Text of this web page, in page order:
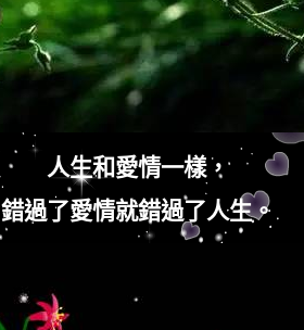
人生和愛情一樣，
錯過了愛情就錯過了人生。